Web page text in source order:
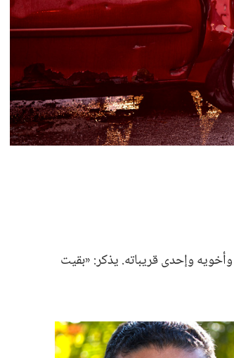
وإحدى قريباته.‏ يذكر:‏ «بقيت